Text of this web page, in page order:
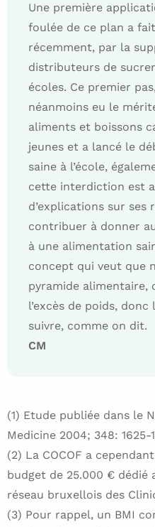
Une première
foulée de ce plan a
récemment, par la
distributeurs de
écoles. Ce premier
néanmoins eu le
aliments et boissons
jeunes et a lancé le
saine à l’école,
cette interdiction est
d’explications sur ses
contribuer à donner
à une alimentation
concept qui veut que
pyramide alimentaire,
l’excès de poids,
suivre, comme on dit.
CM
(1) Etude publiée dans le
Medicine 2004; 348: 1625-
(2) La COCOF a
budget de 25.000 € dédié
réseau bruxellois des
(3) Pour rappel, un BMI